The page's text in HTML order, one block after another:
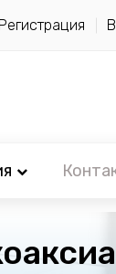
Регистрация